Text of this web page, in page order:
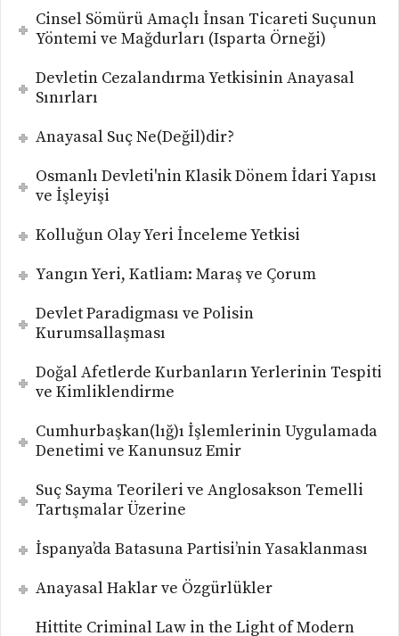
Cinsel Sömürü Amaçlı İnsan Ticareti Suçunun
Yöntemi ve Mağdurları (Isparta Örneği)
Devletin Cezalandırma Yetkisinin Anayasal
Sınırları
Anayasal Suç Ne(Değil)dir?
Osmanlı Devleti'nin Klasik Dönem İdari Yapısı
ve İşleyişi
Kolluğun Olay Yeri İnceleme Yetkisi
Yangın Yeri, Katliam: Maraş ve Çorum
Devlet Paradigması ve Polisin
Kurumsallaşması
Doğal Afetlerde Kurbanların Yerlerinin Tespiti
ve Kimliklendirme
Cumhurbaşkan(lığ)ı İşlemlerinin Uygulamada
Denetimi ve Kanunsuz Emir
Suç Sayma Teorileri ve Anglosakson Temelli
Tartışmalar Üzerine
İspanya’da Batasuna Partisi’nin Yasaklanması
Anayasal Haklar ve Özgürlükler
Hittite Criminal Law in the Light of Modern